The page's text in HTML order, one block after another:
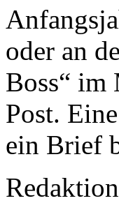
oder an
Boss“ im
Post.
ein Brief